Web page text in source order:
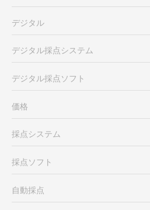
デジタル
デジタル採点システム
デジタル採点ソフト
価格
採点システム
採点ソフト
自動採点